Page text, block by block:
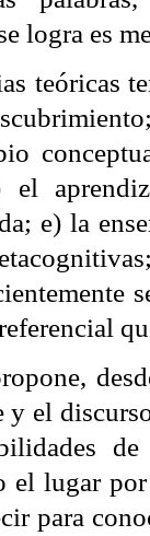
logra es
teóricas
el
e) la
y el
el lugar
para